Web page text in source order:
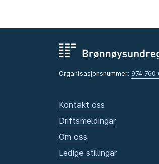
Organisasjonsnummer: 974 760
Kontakt oss
Driftsmeldingar
Om oss
Ledige stillingar